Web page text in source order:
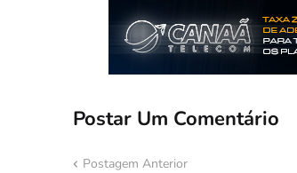
Postar Um Comentário
Postagem Anterior